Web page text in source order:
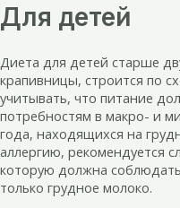
Для детей
Диета для детей старше
крапивницы, строится по
учитывать, что питание
потребностям в макро- и
года, находящихся на
аллергию, рекомендуется
которую должна
только грудное молоко.